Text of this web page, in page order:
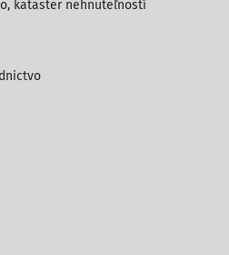
kataster nehnuteľností